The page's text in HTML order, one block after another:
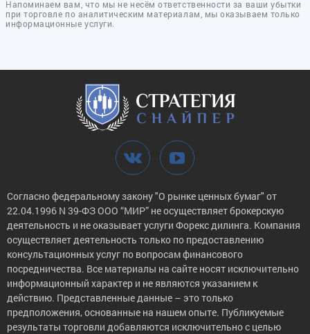
Напоминаем вам, что мы не несём ответственности за ваши убытки
при торговле по аналитическим материалам, мы оказываем только
информационные услуги.
Согласно федеральному закону "О рынке ценных бумаг" от
22.04.1996 N 39-ФЗ ООО “МИР” не осуществляет брокерскую
деятельность и не оказывает услуги Форекс дилинга. Компания
осуществляет деятельность только по предоставлению
консультационных услуг по вопросам финансового
посредничества. Все материалы на сайте носят исключительно
информационный характер и не являются указанием к
действию. Представленные данные – это только
предположения, основанные на нашем опыте. Публикуемые
результаты торговли добавляются исключительно с целью